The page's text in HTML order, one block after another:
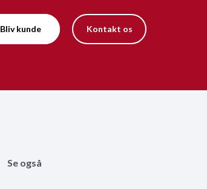
Bliv kunde Kontakt os
Se også